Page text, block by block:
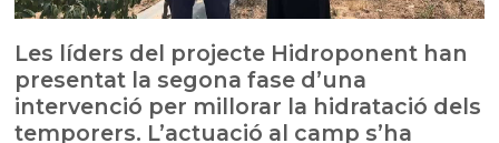
Les líders del projecte Hidroponent han
presentat la segona fase d’una
intervenció per millorar la hidratació dels
temporers. L’actuació al camp s’ha